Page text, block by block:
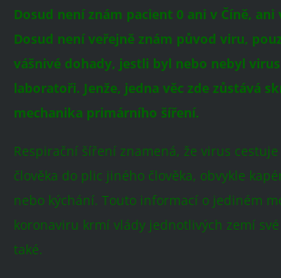
Dosud není znám pacient 0 ani v Číně, ani
Dosud není veřejně znám původ viru,
vášnivé dohady, jestli byl nebo nebyl
laboratoři. Jenže, jedna věc zde zůstává
mechanika primárního šíření.
Respirační šíření znamená, že virus
člověka do plic jiného člověka, obvykle
nebo kýchání. Touto informací o jediném
koronaviru krmí vlády jednotlivých zemí
také.